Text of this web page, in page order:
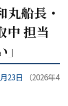
丸船長・
中 担当
23日 （2026年4